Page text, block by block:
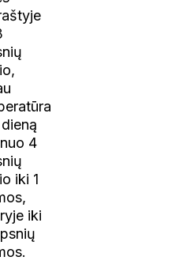
4
iki 1
iki